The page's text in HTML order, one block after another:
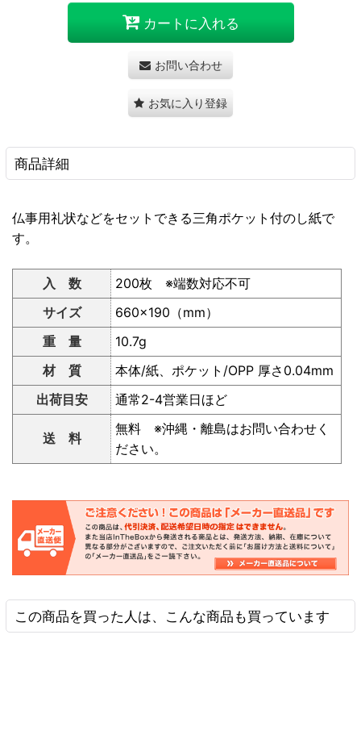
カートに入れる
お問い合わせ
お気に入り登録
商品詳細
仏事用礼状などをセットできる三角ポケット付のし紙で
す。
入 数
200枚 ※端数対応不可
サイズ
660×190（mm）
重 量
10.7g
材 質
本体/紙、ポケット/OPP 厚さ0.04mm
出荷目安
通常2-4営業日ほど
送 料
無料 ※沖縄・離島はお問い合わせく
ださい。
この商品を買った人は、こんな商品も買っています